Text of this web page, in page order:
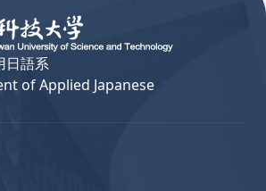
日語系
of Applied Japanese